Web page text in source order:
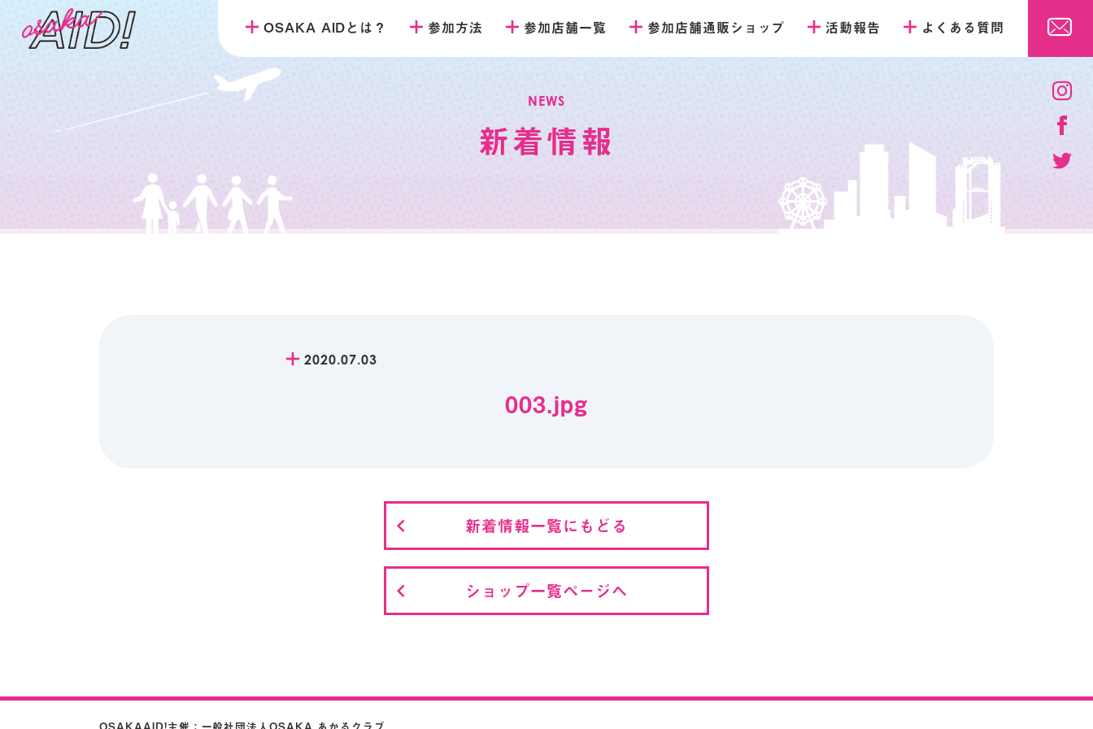
OSAKA AIDとは？ 参加方法 参加店舗一覧 参加店舗通販ショップ 活動報告 よくある質問
NEWS
新着情報
2020.07.03
003.jpg
新着情報一覧にもどる
ショップ一覧ページへ